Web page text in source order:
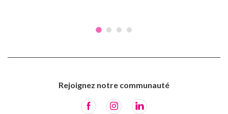
Rejoignez notre communauté